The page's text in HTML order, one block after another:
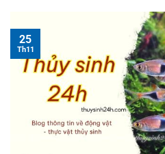
25
Th11